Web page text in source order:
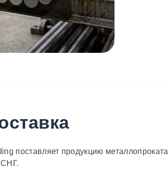
поставляет продукцию
СНГ.